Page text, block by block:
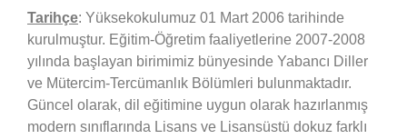
ADAY ÖĞRENCILER
İLETIŞIM
FORMLAR VE DILEKÇELER
Tarihçe: Yüksekokulumuz 01 Mart 2006 tarihinde
kurulmuştur. Eğitim-Öğretim faaliyetlerine 2007-2008
yılında başlayan birimimiz bünyesinde Yabancı Diller
ve Mütercim-Tercümanlık Bölümleri bulunmaktadır.
Güncel olarak, dil eğitimine uygun olarak hazırlanmış
modern sınıflarında Lisans ve Lisansüstü dokuz farklı